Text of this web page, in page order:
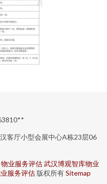
客厅小型会展中心A栋23层06
物业服务评估 武汉博观智库物业
服务评估 版权所有Sitemap